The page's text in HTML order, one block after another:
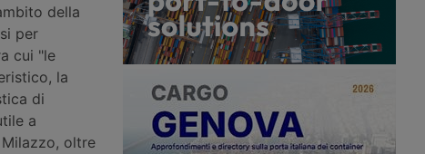
della
per
cui "le
la
di
a
oltre